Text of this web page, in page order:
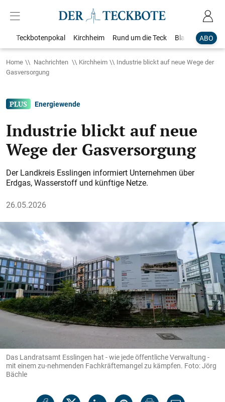
ABO
Teckbotenpokal Kirchheim Rund um die Teck Blaulicht
Home Nachrichten Kirchheim
Industrie blickt auf neue Wege der
Gasversorgung
Energiewende
Industrie blickt auf neue
Wege der Gasversorgung
Der Landkreis Esslingen informiert Unternehmen über
Erdgas, Wasserstoff und künftige Netze.
26.05.2026
Das Landratsamt Esslingen hat - wie jede öffentliche Verwaltung -
mit einem zu-nehmenden Fachkräftemangel zu kämpfen. Foto: Jörg
Bächle